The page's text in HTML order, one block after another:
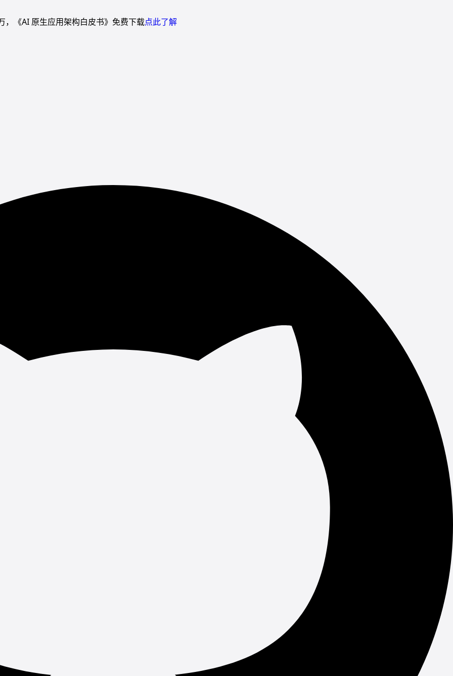
，《AI 原生应用架构白皮书》免费下载点此了解